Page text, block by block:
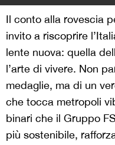
Il conto alla rovescia
invito a riscoprire
lente nuova: quella
l’arte di vivere. Non
medaglie, ma di un
che tocca metropoli
binari che il Gruppo
più sostenibile,